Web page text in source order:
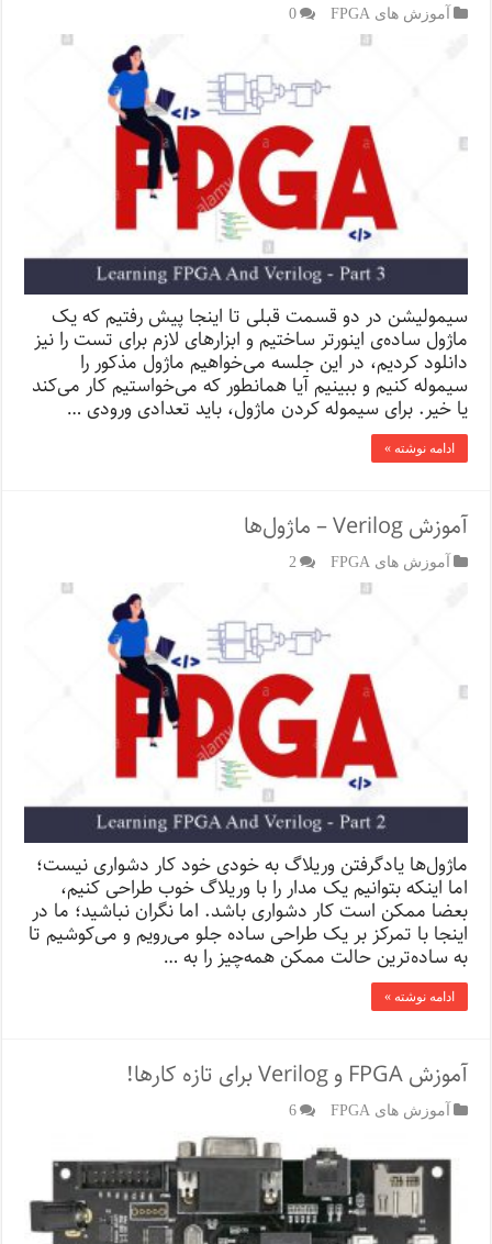
آموزش های FPGA 0
سیمولیشن در دو قسمت قبلی تا اینجا پیش رفتیم که یک
ماژول ساده‌ی اینورتر ساختیم و ابزارهای لازم برای تست را نیز
دانلود کردیم، در این جلسه می‌خواهیم ماژول مذکور را
سیموله کنیم و ببینیم آیا همانطور که می‌خواستیم کار می‌کند
یا خیر. برای سیموله کردن ماژول، باید تعدادی ورودی …
ادامه نوشته »
آموزش Verilog – ماژول‌ها
آموزش های FPGA 2
ماژول‌ها یادگرفتن وریلاگ به خودی خود کار دشواری نیست؛
اما اینکه بتوانیم یک مدار را با وریلاگ خوب طراحی کنیم،
بعضا ممکن است کار دشواری باشد. اما نگران نباشید؛ ما در
اینجا با تمرکز بر یک طراحی ساده جلو می‌ر‌ویم و می‌کوشیم تا
به ساده‌ترین حالت ممکن همه‌چیز را به …
ادامه نوشته »
آموزش FPGA و Verilog برای تازه کارها!
آموزش های FPGA 6